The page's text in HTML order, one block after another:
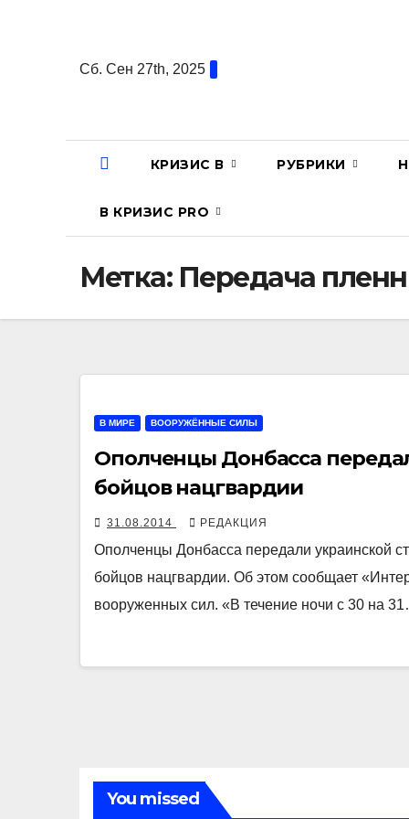
содержаниюСб. Сен 27th, 2025
КРИЗИС В РУБРИКИ
В КРИЗИС PRO
Метка: Передача
В МИРЕ ВООРУЖЁННЫЕ СИЛЫ
Ополченцы Донбасса
бойцов нацгвардии
31.08.2014 РЕДАКЦИЯ
Ополченцы Донбасса передали украинской
бойцов нацгвардии. Об этом сообщает
вооруженных сил. «В течение ночи с 30 на
You missed